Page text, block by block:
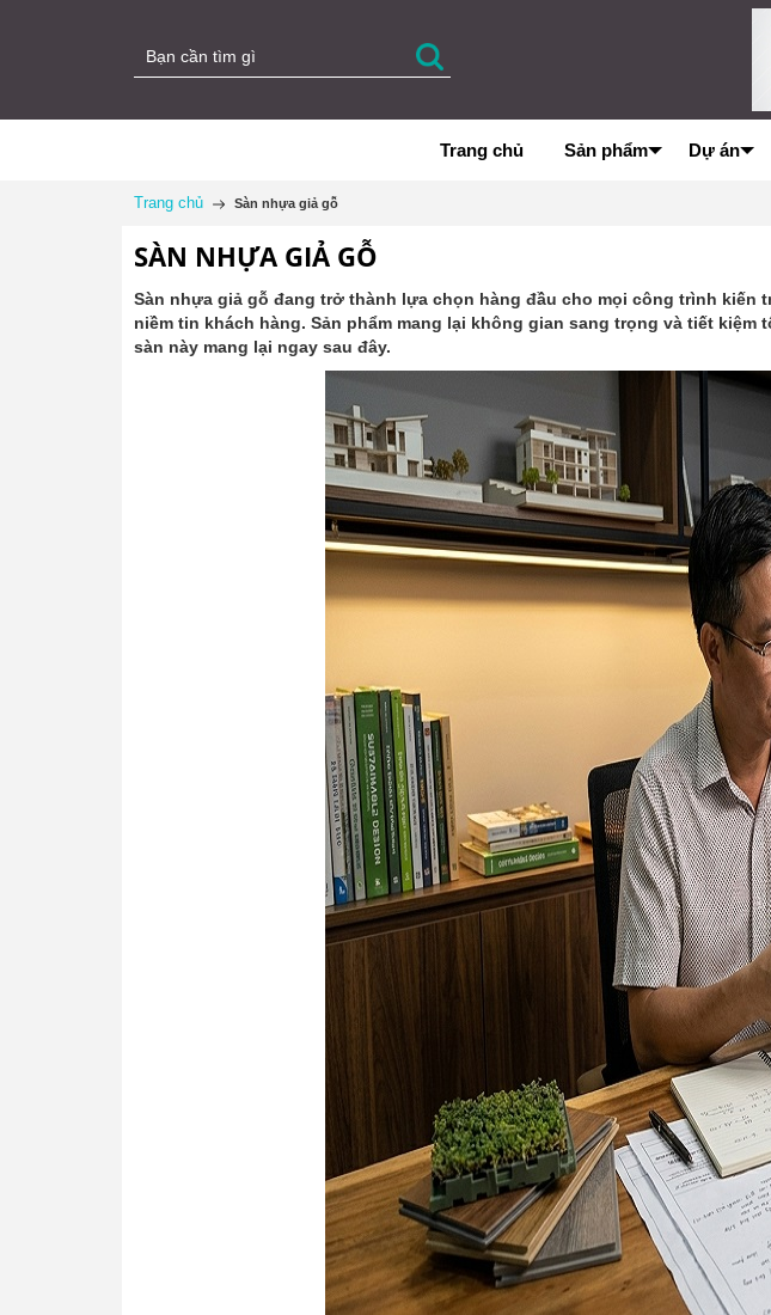
Trang chủ Sản phẩm Dự án
Trang chủ Sàn nhựa giả gỗ
SÀN NHỰA GIẢ GỖ
Sàn nhựa giả gỗ đang trở thành lựa chọn hàng đầu cho mọi công trình
niềm tin khách hàng. Sản phẩm mang lại không gian sang trọng và tiết
sàn này mang lại ngay sau đây.